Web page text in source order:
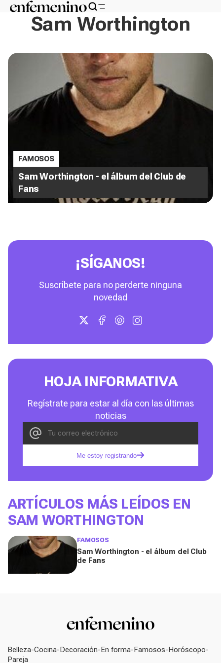
Sam Worthington
FAMOSOS
Sam Worthington - el álbum del Club de
Fans
¡SÍGANOS!
Suscríbete para no perderte ninguna
novedad
HOJA INFORMATIVA
Regístrate para estar al día con las últimas
noticias
Me estoy registrando
ARTÍCULOS MÁS LEÍDOS EN
SAM WORTHINGTON
FAMOSOS
Sam Worthington - el álbum del Club
de Fans
Belleza Cocina Decoración En forma Famosos Horóscopo
Pareja